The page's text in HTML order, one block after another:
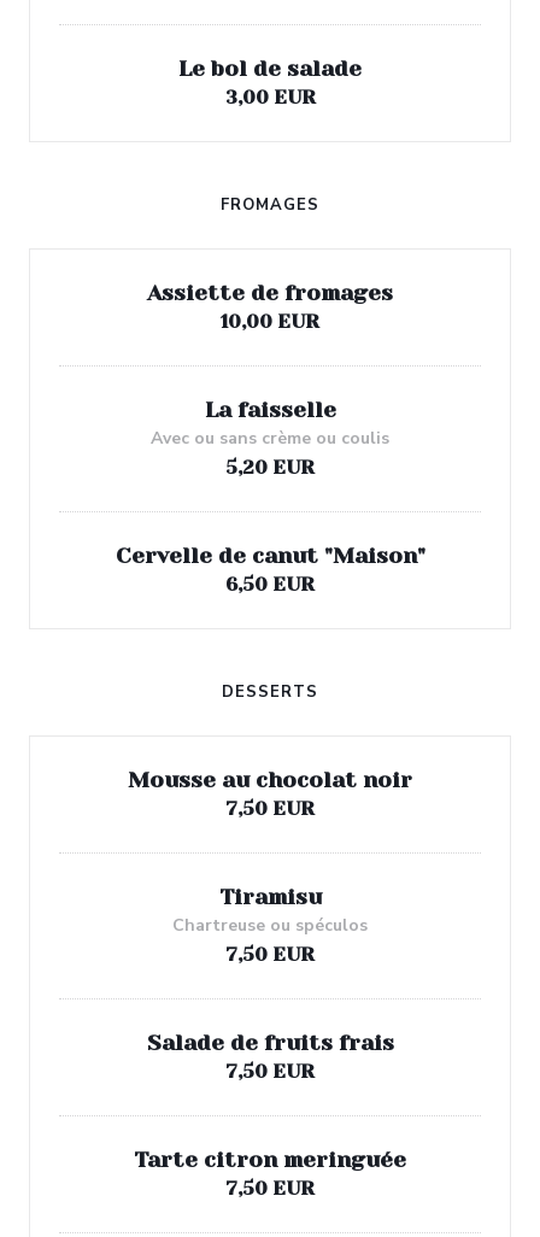
Le bol de salade
3,00 EUR
FROMAGES
Assiette de fromages
10,00 EUR
La faisselle
Avec ou sans crème ou coulis
5,20 EUR
Cervelle de canut "Maison"
6,50 EUR
DESSERTS
Mousse au chocolat noir
7,50 EUR
Tiramisu
Chartreuse ou spéculos
7,50 EUR
Salade de fruits frais
7,50 EUR
Tarte citron meringuée
7,50 EUR